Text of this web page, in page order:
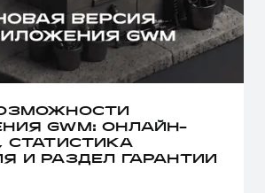
GWM: ОНЛАЙН-
СТАТИСТИКА
И РАЗДЕЛ ГАРАНТИИ